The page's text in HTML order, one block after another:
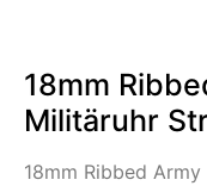
18mm
Militäruhr
18mm Ribbed